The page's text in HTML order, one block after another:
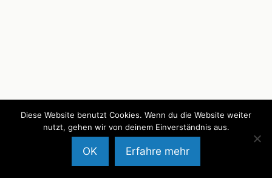
Diese Website benutzt Cookies. Wenn du die Website weiter
nutzt, gehen wir von deinem Einverständnis aus.
OK Erfahre mehr